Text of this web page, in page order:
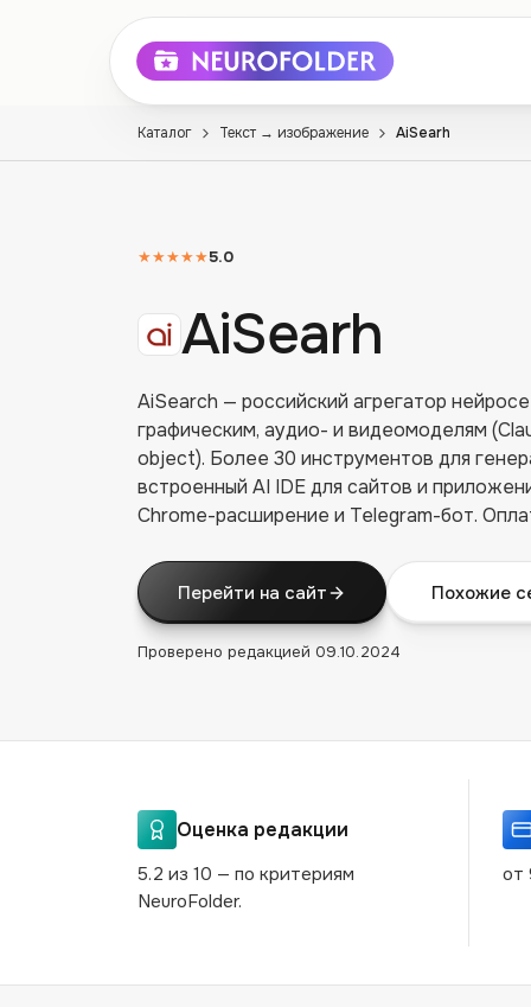
Каталог Текст → изображение AiSearh
★★★★★5.0
AiSearh
AiSearch — российский агрегатор
графическим, аудио- и видеомоделям
object). Более 30 инструментов для
встроенный AI IDE для сайтов и
Chrome-расширение и Telegram-бот.
Перейти на сайт Похожие
Проверено редакцией 09.10.2024
Оценка редакции
5.2 из 10 — по критериям
NeuroFolder.
от